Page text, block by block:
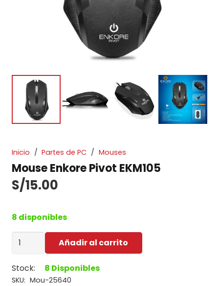
Inicio / Partes de PC / Mouses
Mouse Enkore Pivot EKM105
S/15.00
8 disponibles
Mouse
Pivot
EKM105
Añadir al carrito
Stock: 8 Disponibles
SKU: Mou-25640